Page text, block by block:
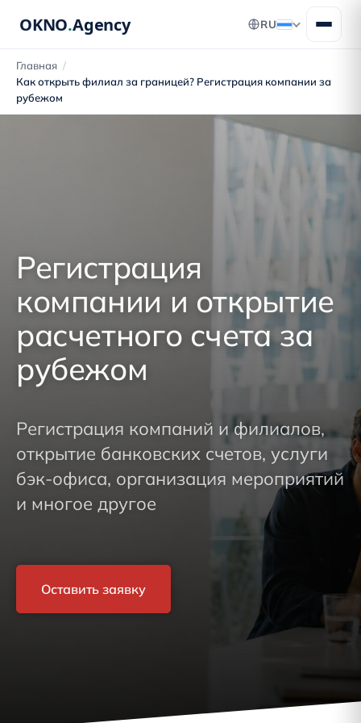
OKNO.Agency RU
Главная /
Как открыть филиал за границей? Регистрация компании за
рубежом
Регистрация
компании и открытие
расчетного счета за
рубежом
Регистрация компаний и филиалов,
открытие банковских счетов, услуги
бэк-офиса, организация мероприятий
и многое другое
Оставить заявку